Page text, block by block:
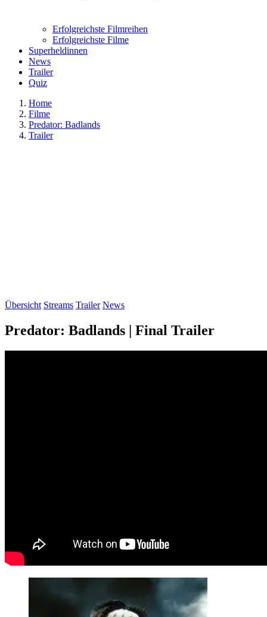
Erfolgreichste Filmreihen
Erfolgreichste Filme
Superheldinnen
News
Trailer
Quiz
Home
Filme
Predator: Badlands
Trailer
Übersicht Streams Trailer News
Predator: Badlands | Final Trailer